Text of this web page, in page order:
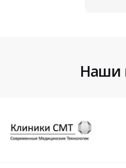
Наши